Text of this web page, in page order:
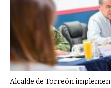
Alcalde de Torreón